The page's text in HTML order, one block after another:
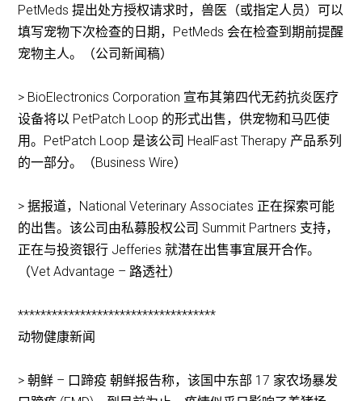
PetMeds 提出处方授权请求时，兽医（或指定人员）可以
填写宠物下次检查的日期，PetMeds 会在检查到期前提醒
宠物主人。（公司新闻稿）
> BioElectronics Corporation 宣布其第四代无药抗炎医疗
设备将以 PetPatch Loop 的形式出售，供宠物和马匹使
用。PetPatch Loop 是该公司 HealFast Therapy 产品系列
的一部分。（Business Wire）
> 据报道，National Veterinary Associates 正在探索可能
的出售。该公司由私募股权公司 Summit Partners 支持，
正在与投资银行 Jefferies 就潜在出售事宜展开合作。
（Vet Advantage – 路透社）
***********************************
动物健康新闻
> 朝鲜 – 口蹄疫 朝鲜报告称，该国中东部 17 家农场暴发